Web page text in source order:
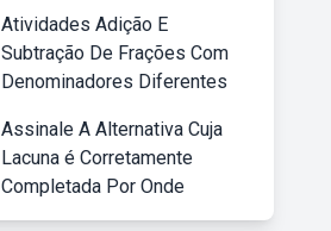
Atividades Adição E
Subtração De Frações Com
Denominadores Diferentes
Assinale A Alternativa Cuja
Lacuna é Corretamente
Completada Por Onde